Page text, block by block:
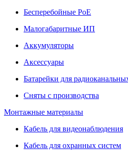
Бесперебойные PoE
Малогабаритные ИП
Аккумуляторы
Аксессуары
Батарейки для
Сняты с производства
Монтажные материалы
Кабель для видеонаблюдения
Кабель для охранных систем